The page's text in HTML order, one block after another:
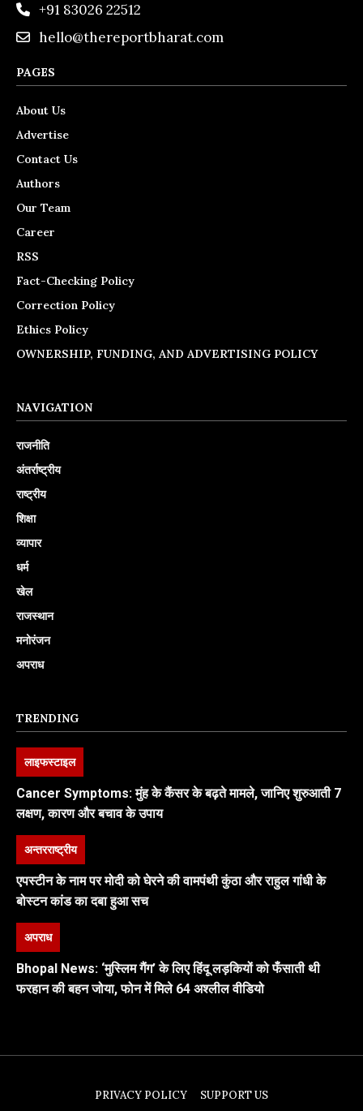
+91 83026 22512
hello@thereportbharat.com
PAGES
About Us
Advertise
Contact Us
Authors
Our Team
Career
RSS
Fact-Checking Policy
Correction Policy
Ethics Policy
OWNERSHIP, FUNDING, AND ADVERTISING POLICY
NAVIGATION
राजनीति
अंतर्राष्ट्रीय
राष्ट्रीय
शिक्षा
व्यापार
धर्म
खेल
राजस्थान
मनोरंजन
अपराध
TRENDING
लाइफस्टाइल
Cancer Symptoms: मुंह के कैंसर के बढ़ते मामले, जानिए शुरुआती 7
लक्षण, कारण और बचाव के उपाय
अन्तरराष्ट्रीय
एपस्टीन के नाम पर मोदी को घेरने की वामपंथी कुंठा और राहुल गांधी के
बोस्टन कांड का दबा हुआ सच
अपराध
Bhopal News: ‘मुस्लिम गैंग’ के लिए हिंदू लड़कियों को फँसाती थी
फरहान की बहन जोया, फोन में मिले 64 अश्लील वीडियो
PRIVACY POLICY SUPPORT US